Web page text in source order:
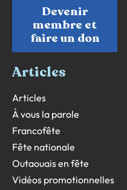
Devenir
membre et
faire un don
Articles
Articles
À vous la parole
Francofête
Fête nationale
Outaouais en fête
Vidéos promotionnelles